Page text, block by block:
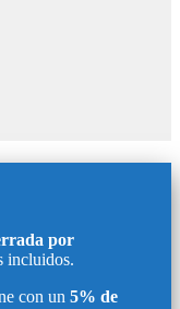
por
incluidos.
con un 5% de